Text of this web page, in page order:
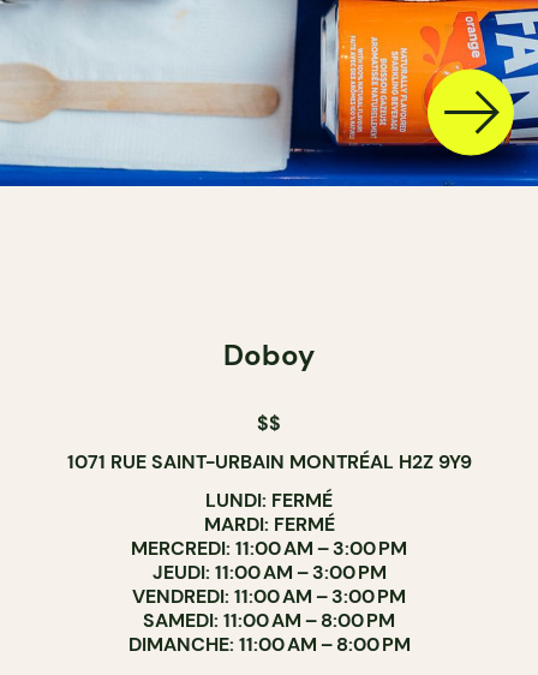
Doboy
$$
1071 RUE SAINT-URBAIN MONTRÉAL H2Z 9Y9
LUNDI: FERMÉ
MARDI: FERMÉ
MERCREDI: 11:00 AM – 3:00 PM
JEUDI: 11:00 AM – 3:00 PM
VENDREDI: 11:00 AM – 3:00 PM
SAMEDI: 11:00 AM – 8:00 PM
DIMANCHE: 11:00 AM – 8:00 PM